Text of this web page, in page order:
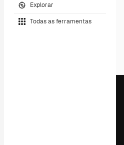
Explorar
Todas as ferramentas